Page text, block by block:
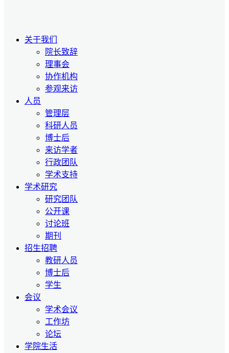
关于我们
院长致辞
理事会
协作机构
参观来访
人员
管理层
科研人员
博士后
来访学者
行政团队
学术支持
学术研究
研究团队
公开课
讨论班
期刊
招生招聘
教研人员
博士后
学生
会议
学术会议
工作坊
论坛
学院生活